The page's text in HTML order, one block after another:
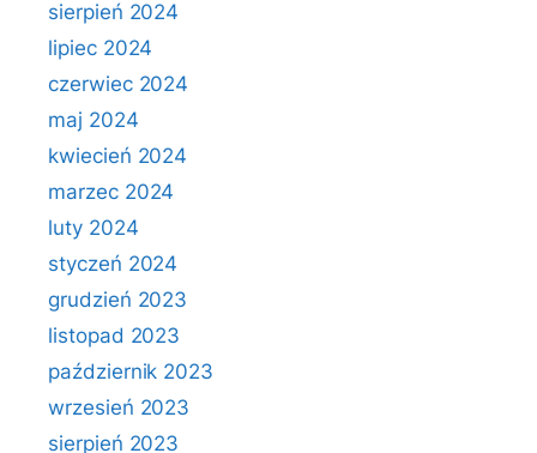
sierpień 2024
lipiec 2024
czerwiec 2024
maj 2024
kwiecień 2024
marzec 2024
luty 2024
styczeń 2024
grudzień 2023
listopad 2023
październik 2023
wrzesień 2023
sierpień 2023